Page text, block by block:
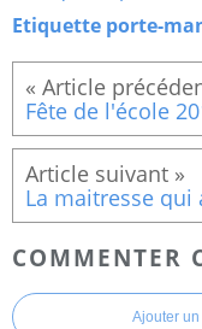
Etiquette porte-
Fête de l'école
La maitresse
COMMENTER
Ajouter